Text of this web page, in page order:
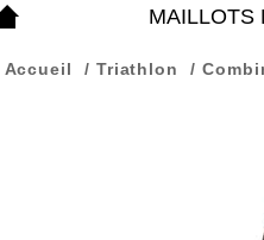
MAILLOTS
Accueil Triathlon